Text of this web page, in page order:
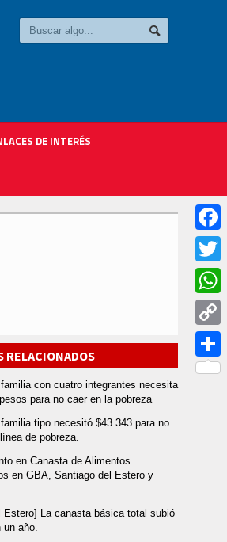
DE INTERÉS
RELACIONADOS
con cuatro integrantes necesita
para no caer en la pobreza
tipo necesitó $43.343 para no
de pobreza.
en Canasta de Alimentos.
en GBA, Santiago del Estero y
Estero] La canasta básica total subió
un año.
Twitter
Copy
Link